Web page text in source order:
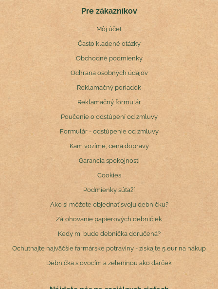
Pre zákazníkov
Môj účet
Často kladené otázky
Obchodné podmienky
Ochrana osobných údajov
Reklamačný poriadok
Reklamačný formulár
Poučenie o odstúpení od zmluvy
Formulár - odstúpenie od zmluvy
Kam vozíme, cena dopravy
Garancia spokojnosti
Cookies
Podmienky súťaží
Ako si môžete objednať svoju debničku?
Zálohovanie papierových debničiek
Kedy mi bude debnička doručená?
Ochutnajte najväčšie farmárske potraviny - získajte 5 eur na nákup
Debnička s ovocím a zeleninou ako darček